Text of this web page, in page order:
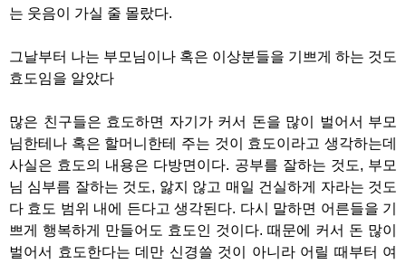
는 웃음이 가실 줄 몰랐다.
그날부터 나는 부모님이나 혹은 이상분들을 기쁘게 하는 것도
효도임을 알았다
많은 친구들은 효도하면 자기가 커서 돈을 많이 벌어서 부모
님한테나 혹은 할머니한테 주는 것이 효도이라고 생각하는데
사실은 효도의 내용은 다방면이다. 공부를 잘하는 것도, 부모
님 심부름 잘하는 것도, 앓지 않고 매일 건실하게 자라는 것도
다 효도 범위 내에 든다고 생각된다. 다시 말하면 어른들을 기
쁘게 행복하게 만들어도 효도인 것이다. 때문에 커서 돈 많이
벌어서 효도한다는 데만 신경쓸 것이 아니라 어릴 때부터 여